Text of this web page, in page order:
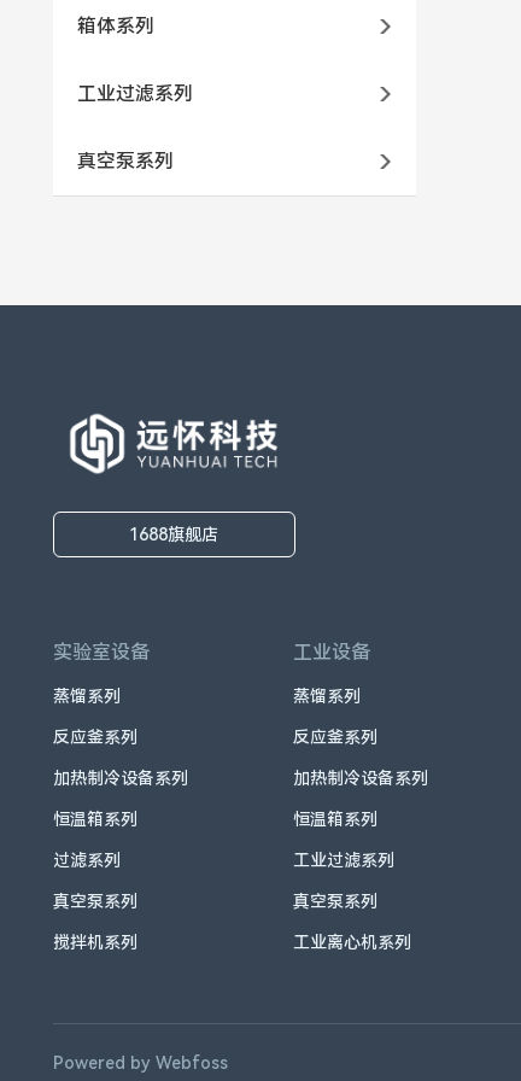
箱体系列
工业过滤系列
真空泵系列
1688旗舰店
实验室设备
蒸馏系列
反应釜系列
加热制冷设备系列
恒温箱系列
过滤系列
真空泵系列
搅拌机系列
工业设备
蒸馏系列
反应釜系列
加热制冷设备系列
恒温箱系列
工业过滤系列
真空泵系列
工业离心机系列
Powered by Webfoss